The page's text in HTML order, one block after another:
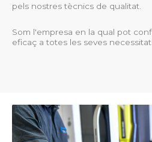
pels nostres tècnics de qualitat.
Som l'empresa en la qual pot
eficaç a totes les seves